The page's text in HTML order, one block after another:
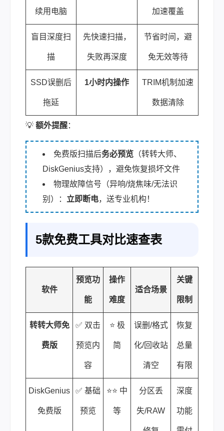
续用电脑 加速覆盖
盲目深度扫
描
先快速扫描，
失败再深度
节省时间，避
免无效等待
SSD误删后
拖延
1小时内操作 TRIM机制加速
数据清除
💡 额外提醒：
免费版扫描后务必预览 （转转大师、
DiskGenius支持），避免恢复损坏文件
物理故障信号（异响/烧焦味/无法识
别）： 立即断电，送专业机构！
5款免费工具对比速查表
软件
预览功
能
操作
难度
适合场景
关键
限制
转转大师免
费版
✅ 双击
预览内
容
⭐ 极
简
误删/格式
化/回收站
清空
恢复
总量
有限
DiskGenius
免费版
✅ 基础
预览
⭐⭐ 中
等
分区丢
失/RAW
深度
功能